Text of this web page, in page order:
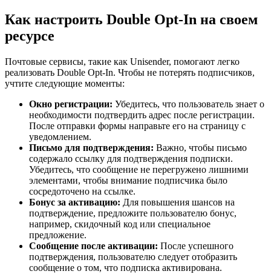
Как настроить Double Opt-In на своем
ресурсе
Почтовые сервисы, такие как Unisender, помогают легко
реализовать Double Opt-In. Чтобы не потерять подписчиков,
учтите следующие моменты:
Окно регистрации: Убедитесь, что пользователь знает о
необходимости подтвердить адрес после регистрации.
После отправки формы направьте его на страницу с
уведомлением.
Письмо для подтверждения: Важно, чтобы письмо
содержало ссылку для подтверждения подписки.
Убедитесь, что сообщение не перегружено лишними
элементами, чтобы внимание подписчика было
сосредоточено на ссылке.
Бонус за активацию: Для повышения шансов на
подтверждение, предложите пользователю бонус,
например, скидочный код или специальное
предложение.
Сообщение после активации: После успешного
подтверждения, пользователю следует отобразить
сообщение о том, что подписка активирована.